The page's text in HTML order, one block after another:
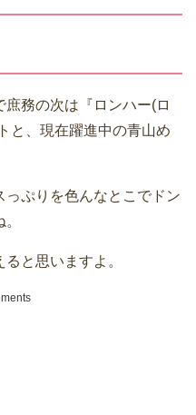
庶務の次は『ロンハー(ロ
と、現在躍進中の青山め
っぷりを色んなとこでドン
と思いますよ。